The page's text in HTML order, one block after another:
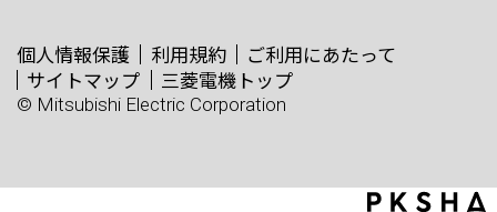
個人情報保護 利用規約
ご利用にあたって
サイトマップ
三菱電機トップ
© Mitsubishi Electric Corporation